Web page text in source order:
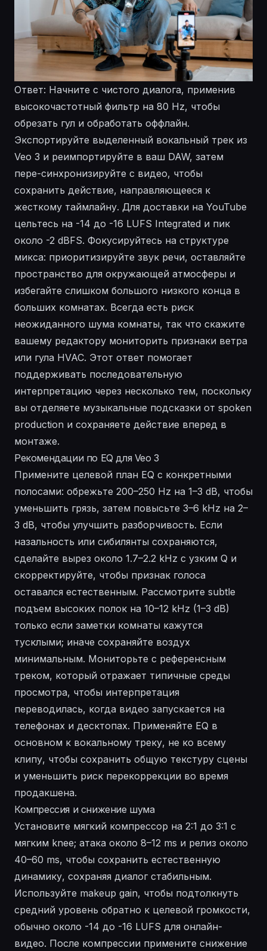
Ответ: Начните с чистого диалога, применив
высокочастотный фильтр на 80 Hz, чтобы
обрезать гул и обработать оффлайн.
Экспортируйте выделенный вокальный трек из
Veo 3 и реимпортируйте в ваш DAW, затем
пере-синхронизируйте с видео, чтобы
сохранить действие, направляющееся к
жесткому таймлайну. Для доставки на YouTube
цельтесь на -14 до -16 LUFS Integrated и пик
около -2 dBFS. Фокусируйтесь на структуре
микса: приоритизируйте звук речи, оставляйте
пространство для окружающей атмосферы и
избегайте слишком большого низкого конца в
больших комнатах. Всегда есть риск
неожиданного шума комнаты, так что скажите
вашему редактору мониторить признаки ветра
или гула HVAC. Этот ответ помогает
поддерживать последовательную
интерпретацию через несколько тем, поскольку
вы отделяете музыкальные подсказки от spoken
production и сохраняете действие вперед в
монтаже.
Рекомендации по EQ для Veo 3
Примените целевой план EQ с конкретными
полосами: обрежьте 200–250 Hz на 1–3 dB, чтобы
уменьшить грязь, затем повысьте 3–6 kHz на 2–
3 dB, чтобы улучшить разборчивость. Если
назальность или сибилянты сохраняются,
сделайте вырез около 1.7–2.2 kHz с узким Q и
скорректируйте, чтобы признак голоса
оставался естественным. Рассмотрите subtle
подъем высоких полок на 10–12 kHz (1–3 dB)
только если заметки комнаты кажутся
тусклыми; иначе сохраняйте воздух
минимальным. Мониторьте с референсным
треком, который отражает типичные среды
просмотра, чтобы интерпретация
переводилась, когда видео запускается на
телефонах и десктопах. Применяйте EQ в
основном к вокальному треку, не ко всему
клипу, чтобы сохранить общую текстуру сцены
и уменьшить риск перекоррекции во время
продакшена.
Компрессия и снижение шума
Установите мягкий компрессор на 2:1 до 3:1 с
мягким knee; атака около 8–12 ms и релиз около
40–60 ms, чтобы сохранить естественную
динамику, сохраняя диалог стабильным.
Используйте makeup gain, чтобы подтолкнуть
средний уровень обратно к целевой громкости,
обычно около -14 до -16 LUFS для онлайн-
видео. После компрессии примените снижение